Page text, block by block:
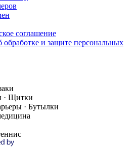
соглашение
и защите персональных
· Щитки
· Бутылки